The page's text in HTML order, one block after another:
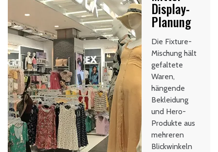
Display-
Planung
Die Fixture-
Mischung hält
gefaltete
Waren,
hängende
Bekleidung
und Hero-
Produkte aus
mehreren
Blickwinkeln